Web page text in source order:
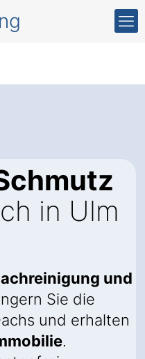
in Ulm
und
Sie die
und erhalten
.